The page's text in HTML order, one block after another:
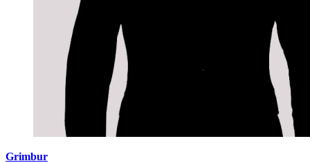
Grimbur